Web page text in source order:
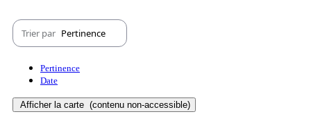
Trier par Pertinence
Pertinence
Date
Afficher la carte (contenu non-accessible)